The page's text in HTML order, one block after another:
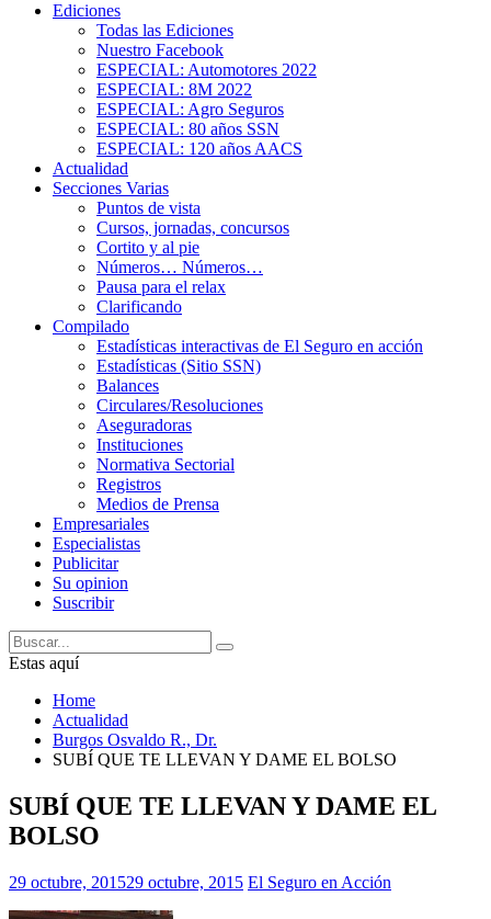
Ediciones
Todas las Ediciones
Nuestro Facebook
ESPECIAL: Automotores 2022
ESPECIAL: 8M 2022
ESPECIAL: Agro Seguros
ESPECIAL: 80 años SSN
ESPECIAL: 120 años AACS
Actualidad
Secciones Varias
Puntos de vista
Cursos, jornadas, concursos
Cortito y al pie
Números… Números…
Pausa para el relax
Clarificando
Compilado
Estadísticas interactivas de El Seguro en acción
Estadísticas (Sitio SSN)
Balances
Circulares/Resoluciones
Aseguradoras
Instituciones
Normativa Sectorial
Registros
Medios de Prensa
Empresariales
Especialistas
Publicitar
Su opinion
Suscribir
Estas aquí
Home
Actualidad
Burgos Osvaldo R., Dr.
SUBÍ QUE TE LLEVAN Y DAME EL BOLSO
SUBÍ QUE TE LLEVAN Y DAME EL
BOLSO
29 octubre, 201529 octubre, 2015 El Seguro en Acción